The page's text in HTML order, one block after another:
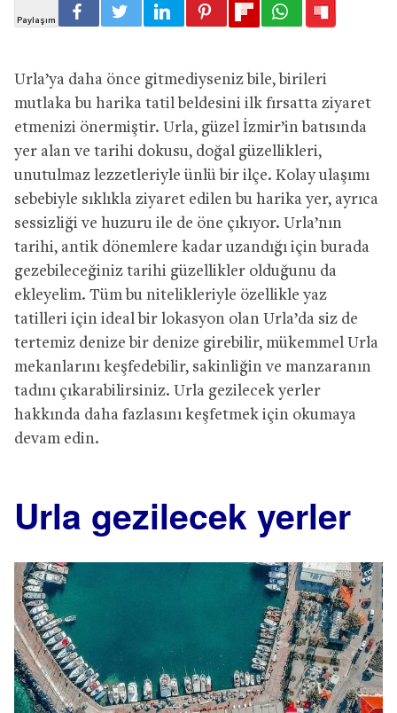
Urla’ya daha önce gitmediyseniz bile, birileri
mutlaka bu harika tatil beldesini ilk fırsatta ziyaret
etmenizi önermiştir. Urla, güzel İzmir’in batısında
yer alan ve tarihi dokusu, doğal güzellikleri,
unutulmaz lezzetleriyle ünlü bir ilçe. Kolay ulaşımı
sebebiyle sıklıkla ziyaret edilen bu harika yer, ayrıca
sessizliği ve huzuru ile de öne çıkıyor. Urla’nın
tarihi, antik dönemlere kadar uzandığı için burada
gezebileceğiniz tarihi güzellikler olduğunu da
ekleyelim. Tüm bu nitelikleriyle özellikle yaz
tatilleri için ideal bir lokasyon olan Urla’da siz de
tertemiz denize bir denize girebilir, mükemmel Urla
mekanlarını keşfedebilir, sakinliğin ve manzaranın
tadını çıkarabilirsiniz. Urla gezilecek yerler
hakkında daha fazlasını keşfetmek için okumaya
devam edin.
Urla gezilecek yerler